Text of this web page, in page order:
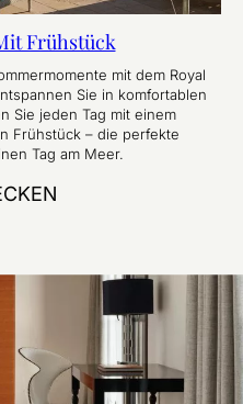
Frühstück
mit dem Royal
Sie in komfortablen
Sie jeden Tag mit einem
Frühstück – die perfekte
Tag am Meer.